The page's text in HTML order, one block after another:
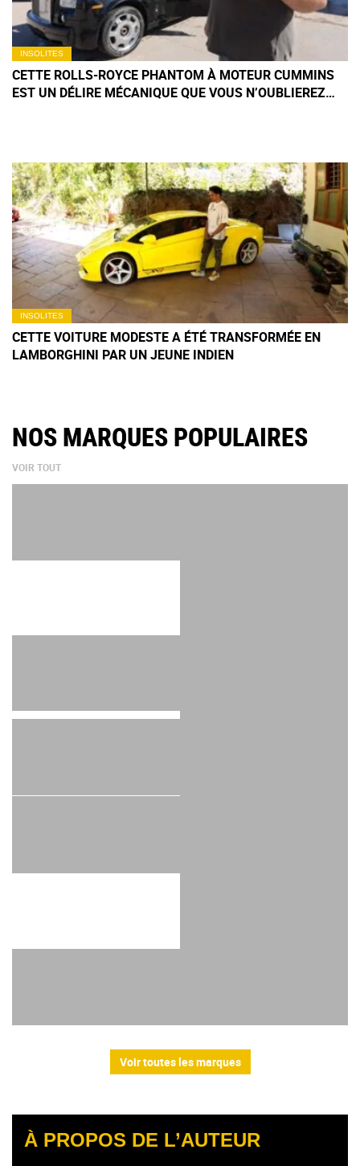
INSOLITES
CETTE ROLLS-ROYCE PHANTOM À MOTEUR CUMMINS
EST UN DÉLIRE MÉCANIQUE QUE VOUS N’OUBLIEREZ
INSOLITES
CETTE VOITURE MODESTE A ÉTÉ TRANSFORMÉE EN
LAMBORGHINI PAR UN JEUNE INDIEN
NOS MARQUES POPULAIRES
VOIR TOUT
Voir toutes les marques
À PROPOS DE L’AUTEUR